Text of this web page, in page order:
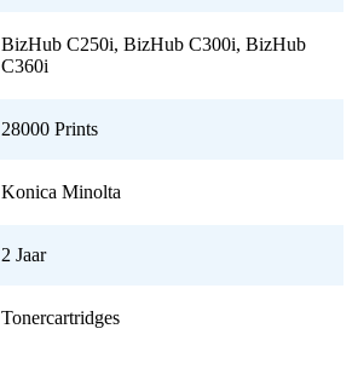
BizHub C250i, BizHub C300i, BizHub
C360i
28000 Prints
Konica Minolta
2 Jaar
Tonercartridges